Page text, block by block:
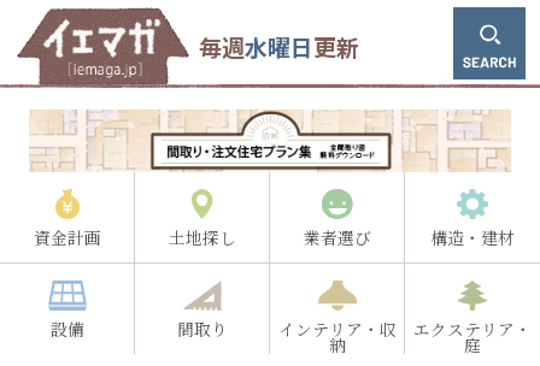
毎週水曜日更新
資金計画 土地探し 業者選び 構造・建材
設備 間取り インテリア・収
納
エクステリア・
庭